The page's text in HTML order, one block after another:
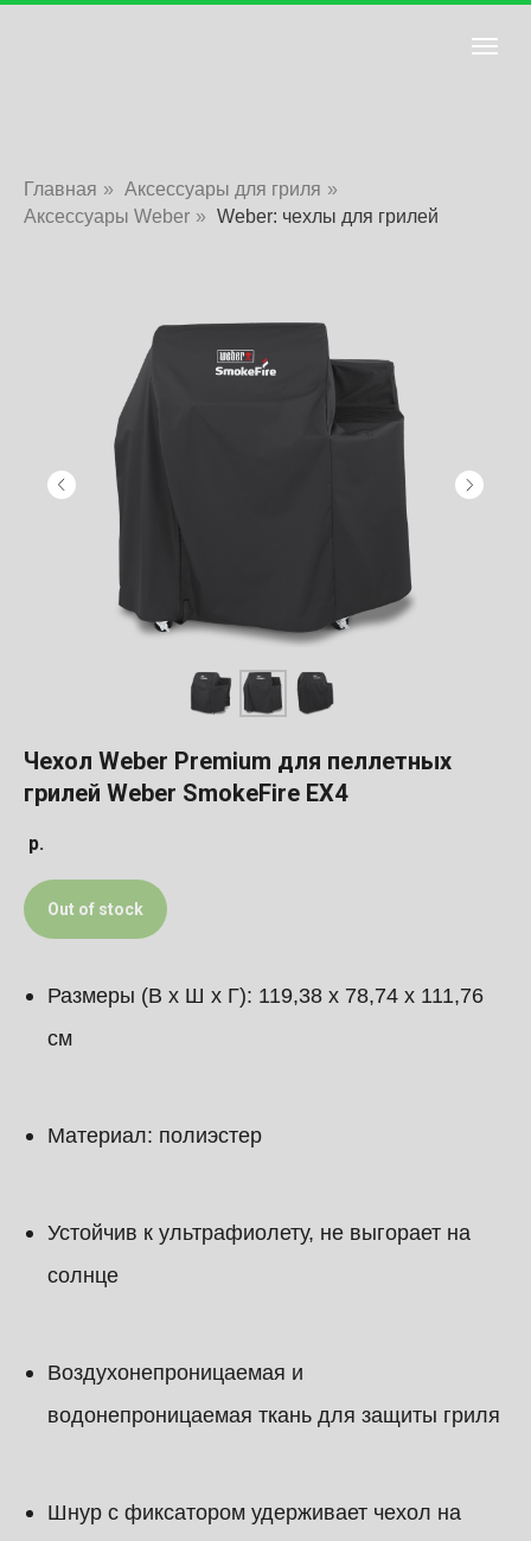
Главная » Аксессуары для гриля »
Аксессуары Weber » Weber: чехлы для грилей
Чехол Weber Premium для пеллетных
грилей Weber SmokeFire EX4
р.
Out of stock
Размеры (В х Ш х Г): 119,38 х 78,74 х 111,76
см
Материал: полиэстер
Устойчив к ультрафиолету, не выгорает на
солнце
Воздухонепроницаемая и
водонепроницаемая ткань для защиты гриля
Шнур с фиксатором удерживает чехол на